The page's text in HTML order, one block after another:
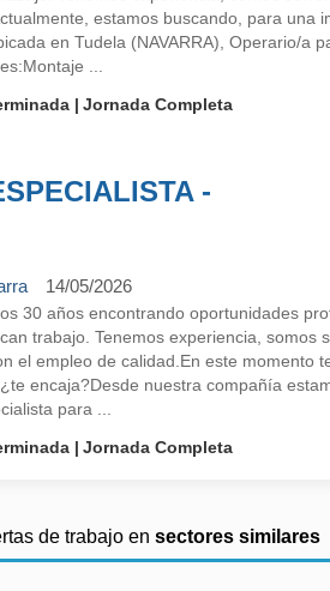
estamos buscando, para una
en Tudela (NAVARRA), Operario/a
...
Jornada Completa
-
14/05/2026
30 años encontrando oportunidades
trabajo. Tenemos experiencia, somos
el empleo de calidad.En este momento
encaja?Desde nuestra compañía
para ...
Jornada Completa
de trabajo en sectores similares